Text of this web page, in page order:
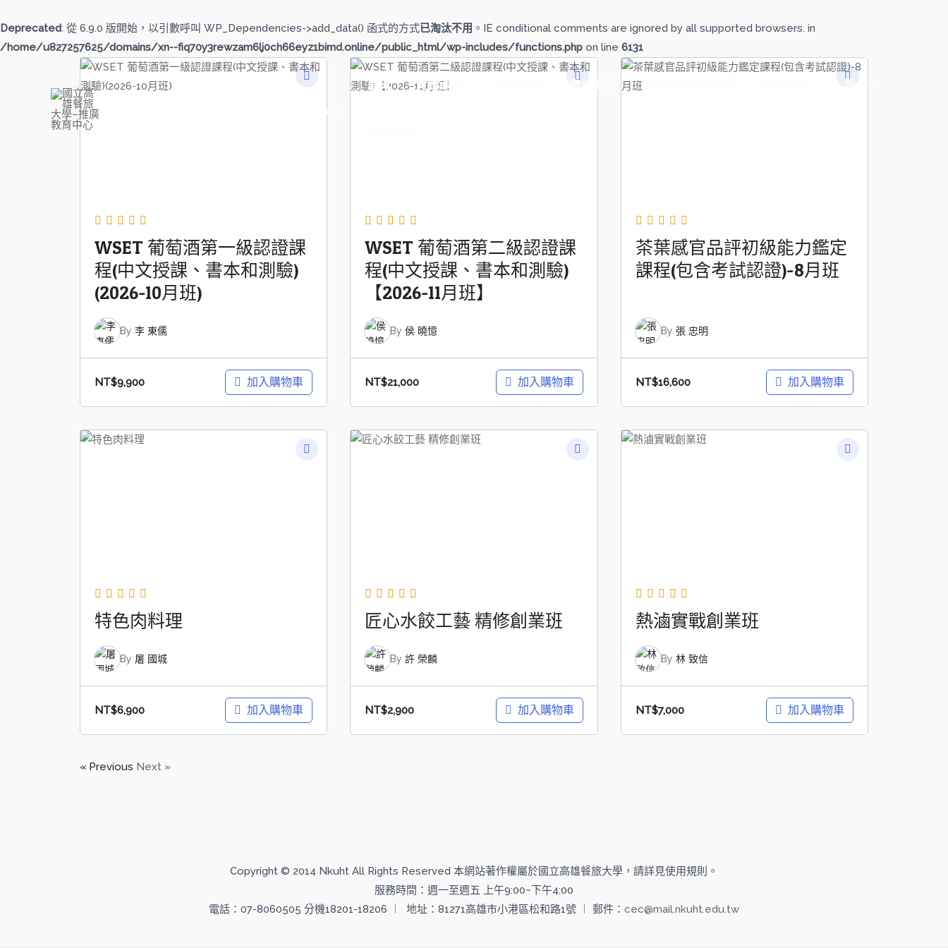
Deprecated: 從 6.9.0 版開始，以引數呼叫 WP_Dependencies->add_data() 函式的方式已淘汰不用 。IE conditional comments are ignored by all supported browsers. in
/home/u827257625/domains/xn--fiq70y3rewzam6lj0ch66eyz1bimd.online/public_html/wp-includes/functions.php on line 6131
至
主
國立高雄餐旅大學--推廣教育中心
首頁 實體課程 數位課程 機關團體委辦課程
WSET 葡萄酒第一級認證課
程(中文授課、書本和測驗)
(2026-10月班)
By 李 東儒
NT$9,900 加入購物車
WSET 葡萄酒第二級認證課
程(中文授課、書本和測驗)
【2026-11月班】
By 侯 曉憶
NT$21,000 加入購物車
茶葉感官品評初級能力鑑定
課程(包含考試認證)-8月班
By 張 忠明
NT$16,600 加入購物車
特色肉料理
By 屠 國城
NT$6,900 加入購物車
匠心水餃工藝 精修創業班
By 許 榮麟
NT$2,900 加入購物車
熱滷實戰創業班
By 林 致信
NT$7,000 加入購物車
« Previous Next »
Copyright © 2014 Nkuht All Rights Reserved 本網站著作權屬於國立高雄餐旅大學，請詳見使用規則。
服務時間：週一至週五 上午9:00~下午4:00
電話：07-8060505 分機18201-18206 ︱ 地址：81271高雄市小港區松和路1號 ︱ 郵件： cec@mail.nkuht.edu.tw